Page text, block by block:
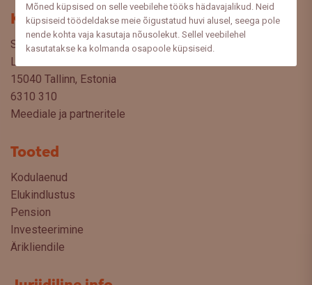
Mõned küpsised on selle veebilehe tööks hädavajalikud. Neid
küpsiseid töödeldakse meie õigustatud huvi alusel, seega pole
nende kohta vaja kasutaja nõusolekut. Sellel veebilehel
kasutatakse ka kolmanda osapoole küpsiseid.
Kontakt
Swedbank AS
Liivalaia 34
15040 Tallinn, Estonia
6310 310
Meediale ja partneritele
Tooted
Kodulaenud
Elukindlustus
Pension
Investeerimine
Ärikliendile